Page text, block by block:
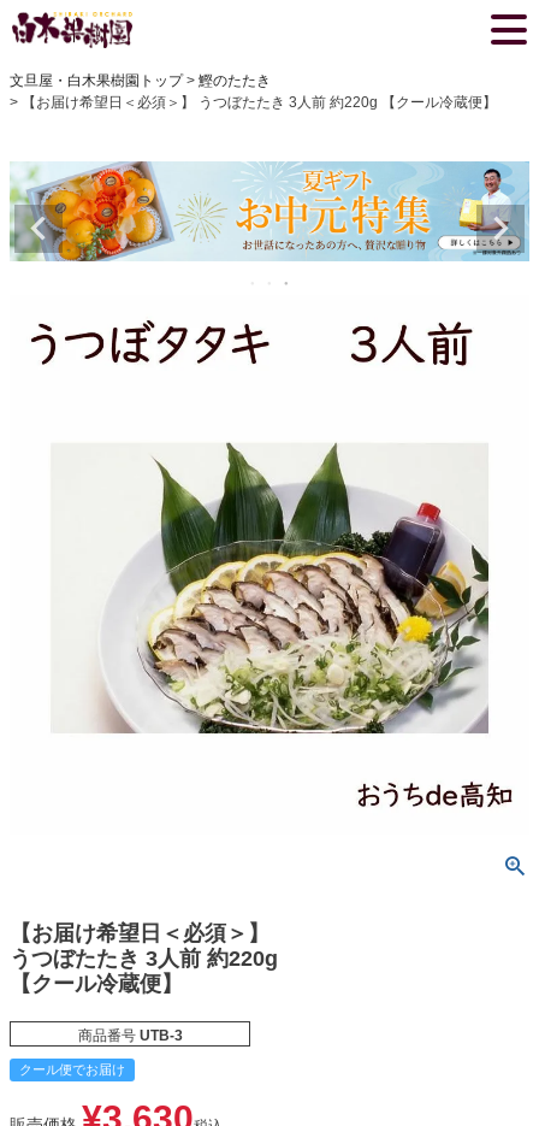
文旦屋・白木果樹園トップ
鰹のたたき
【お届け希望日＜必須＞】 うつぼたたき 3人前 約220g 【クール冷蔵便】
【お届け希望日＜必須＞】
うつぼたたき 3人前 約220g
【クール冷蔵便】
商品番号 UTB-3
クール便でお届け
¥3,630